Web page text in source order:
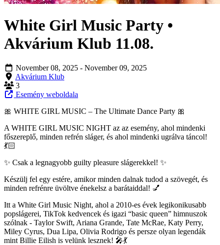
White Girl Music Party •
Akvárium Klub 11.08.
November 08, 2025 - November 09, 2025
Akvárium Klub
3
Esemény weboldala
🎀 WHITE GIRL MUSIC – The Ultimate Dance Party 🎀
A WHITE GIRL MUSIC NIGHT az az esemény, ahol mindenki
főszereplő, minden refrén sláger, és ahol mindenki ugrálva táncol!
💃🏻
✨ Csak a legnagyobb guilty pleasure slágerekkel! ✨
Készülj fel egy estére, amikor minden dalnak tudod a szövegét, és
minden refrénre üvöltve énekelsz a barátaiddal! 💅
Itt a White Girl Music Night, ahol a 2010-es évek legikonikusabb
popslágerei, TikTok kedvencek és igazi “basic queen” himnuszok
szólnak - Taylor Swift, Ariana Grande, Tate McRae, Katy Perry,
Miley Cyrus, Dua Lipa, Olivia Rodrigo és persze olyan legendák
mint Billie Eilish is velünk lesznek! 🎤💃